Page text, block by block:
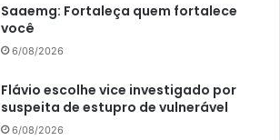
Saaemg: Fortaleça quem fortalece
você
6/08/2026
Flávio escolhe vice investigado por
suspeita de estupro de vulnerável
6/08/2026